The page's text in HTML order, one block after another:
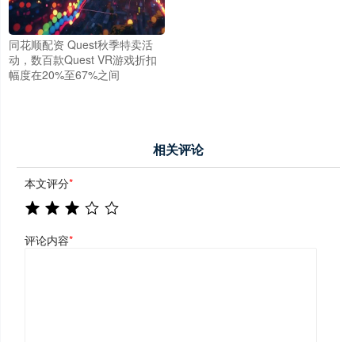
同花顺配资 Quest秋季特卖活
动，数百款Quest VR游戏折扣
幅度在20%至67%之间
相关评论
本文评分*
评论内容*